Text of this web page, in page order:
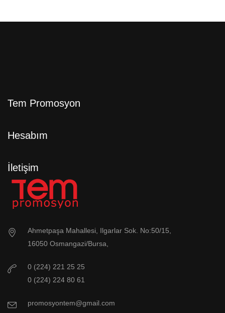
Tem Promosyon
Hesabım
İletişim
Ahmetpaşa Mahallesi, Ilgarlar Sok. No:50/15,
16050 Osmangazi/Bursa,
0 (224) 221 25 25
0 (224) 224 80 61
promosyontem@gmail.com